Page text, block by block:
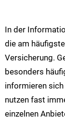
In der
die am
Versicherung.
besonders
informieren
nutzen fast
einzelnen